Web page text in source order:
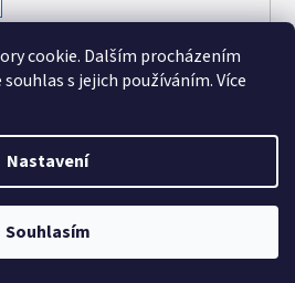
cookie. Dalším procházením
s jejich používáním. Více
Nastavení
Souhlasím
v mime digital
Vytvořil Shoptet
cz, z.ú.. Všechna práva vyhrazena.
nastavení cookies